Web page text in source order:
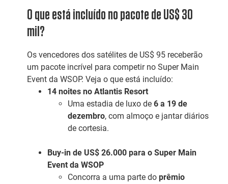
O que está incluído no pacote de US$ 30
mil?
Os vencedores dos satélites de US$ 95 receberão
um pacote incrível para competir no Super Main
Event da WSOP. Veja o que está incluído:
14 noites no Atlantis Resort
Uma estadia de luxo de 6 a 19 de
dezembro, com almoço e jantar diários
de cortesia.
Buy-in de US$ 26.000 para o Super Main
Event da WSOP
Concorra a uma parte do prêmio